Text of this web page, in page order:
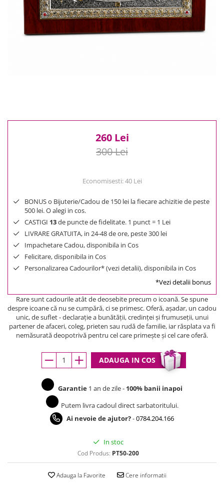
200 Lei - 300 Lei
300 Lei - 500 Lei
500 Lei - 1000 Lei
260 Lei
300 Lei
Economisesti:40 Lei
BONUS o Bijuterie/Cadou de 150 lei la fiecare achizitie de peste
500 lei. O alegi in cos.
CASTIGI 13de puncte de fidelitate. 1 punct = 1 Lei
LIVRARE GRATUITA, in 24-48 de ore, peste 300 lei
Impachetare Cadou, disponibila in Cos
Felicitare, disponibila in Cos
Personalizarea Cadourilor* (vezi detalii), disponibila in Cos
*Vezi detalii bonus
Rare sunt cadourile atât de deosebite precum o icoană. Se spune
despre icoane că nu se cumpără, ci se primesc. Oferă, aşadar, un cadou
unic, de suflet - declaraţie a bunătăţii, credinţei şi frumuseţii, unui
partener de afaceri, coleg, prieten sau rudă de familie, iar răsplata va fi
nemăsurată deopotrivă pentru cel care primeşte şi cel care oferă.
ADAUGA IN COS
Garantie 1 an de zile - 100% banii inapoi
Putem livra cadoul direct sarbatoritului.
Ai nevoie de ajutor?-0784.204.166
In stoc
Cod Produs: PT50-200
Adauga la Favorite Cere informatii